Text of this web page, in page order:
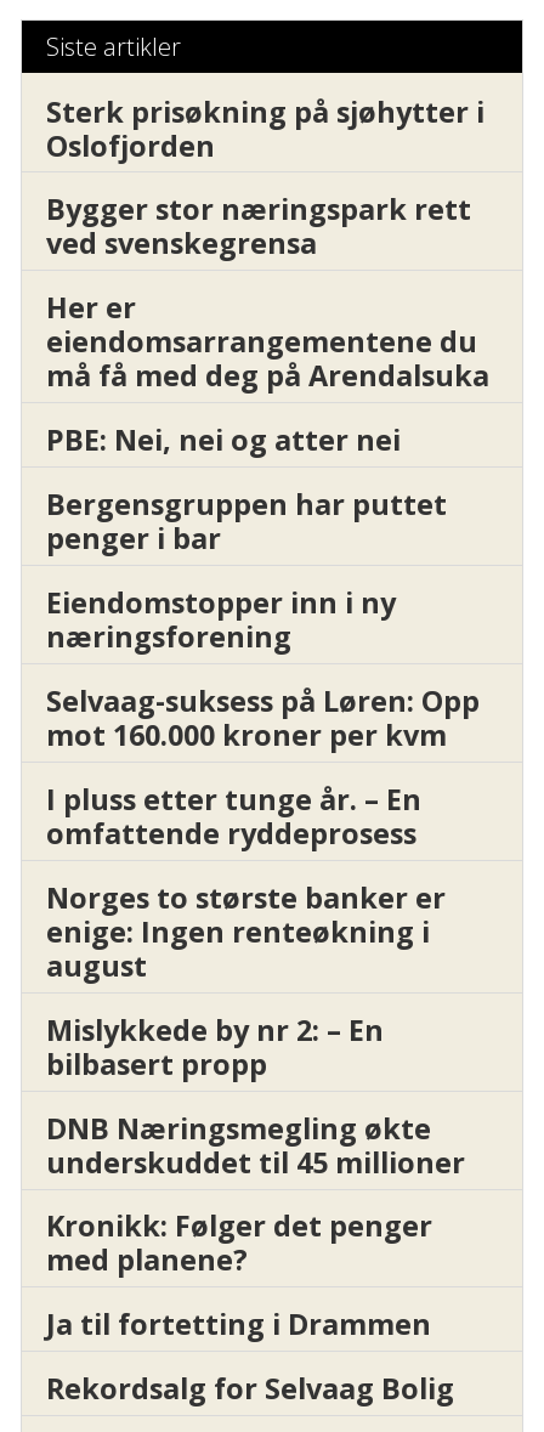
Siste artikler
Sterk prisøkning på sjøhytter i
Oslofjorden
Bygger stor næringspark rett
ved svenskegrensa
Her er
eiendomsarrangementene du
må få med deg på Arendalsuka
PBE: Nei, nei og atter nei
Bergensgruppen har puttet
penger i bar
Eiendomstopper inn i ny
næringsforening
Selvaag-suksess på Løren: Opp
mot 160.000 kroner per kvm
I pluss etter tunge år. – En
omfattende ryddeprosess
Norges to største banker er
enige: Ingen renteøkning i
august
Mislykkede by nr 2: – En
bilbasert propp
DNB Næringsmegling økte
underskuddet til 45 millioner
Kronikk: Følger det penger
med planene?
Ja til fortetting i Drammen
Rekordsalg for Selvaag Bolig